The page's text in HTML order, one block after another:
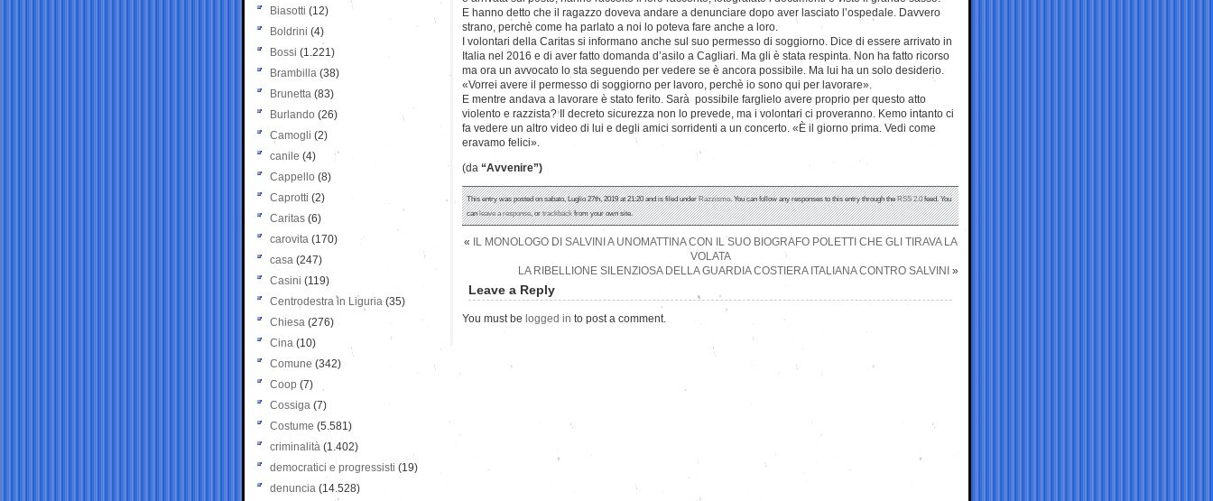
E hanno detto che il ragazzo doveva andare a denunciare dopo aver lasciato l’ospedale. Davvero
strano, perchè come ha parlato a noi lo poteva fare anche a loro.
I volontari della Caritas si informano anche sul suo permesso di soggiorno. Dice di essere arrivato in
Italia nel 2016 e di aver fatto domanda d’asilo a Cagliari. Ma gli è stata respinta. Non ha fatto ricorso
ma ora un avvocato lo sta seguendo per vedere se è ancora possibile. Ma lui ha un solo desiderio.
«Vorrei avere il permesso di soggiorno per lavoro, perchè io sono qui per lavorare».
E mentre andava a lavorare è stato ferito. Sarà possibile farglielo avere proprio per questo atto
violento e razzista? Il decreto sicurezza non lo prevede, ma i volontari ci proveranno. Kemo intanto ci
fa vedere un altro video di lui e degli amici sorridenti a un concerto. «È il giorno prima. Vedi come
eravamo felici».
(da “Avvenire”)
This entry was posted on sabato, Luglio 27th, 2019 at 21:20 and is filed underRazzismo. You can follow any responses to this entry through theRSS 2.0feed. You
canleave a response, ortrackbackfrom your own site.
«
IL MONOLOGO DI SALVINI A UNOMATTINA CON IL SUO BIOGRAFO POLETTI CHE GLI TIRAVA LA
VOLATA
LA RIBELLIONE SILENZIOSA DELLA GUARDIA COSTIERA ITALIANA CONTRO SALVINI »
Leave a Reply
You must be logged in to post a comment.
Biasotti (12)
Boldrini (4)
Bossi (1.221)
Brambilla (38)
Brunetta (83)
Burlando (26)
Camogli (2)
canile (4)
Cappello (8)
Caprotti (2)
Caritas (6)
carovita (170)
casa (247)
Casini (119)
Centrodestra in Liguria (35)
Chiesa (276)
Cina (10)
Comune (342)
Coop (7)
Cossiga (7)
Costume (5.581)
criminalità (1.402)
democratici e progressisti (19)
denuncia (14.528)